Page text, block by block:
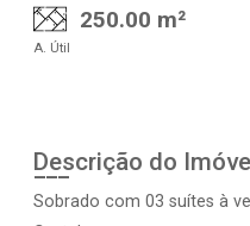
250.00 m²
A. Útil
Descrição do
Sobrado com 03 suítes à